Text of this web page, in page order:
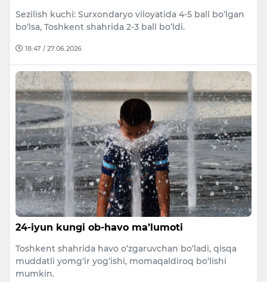
Sezilish kuchi: Surxondaryo viloyatida 4-5 ball bo‘lgan
bo‘lsa, Toshkent shahrida 2-3 ball bo‘ldi.
18:47 / 27.06.2026
24-iyun kungi ob-havo ma’lumoti
Toshkent shahrida havo o‘zgaruvchan bo‘ladi, qisqa
muddatli yomg‘ir yog‘ishi, momaqaldiroq bo‘lishi
mumkin.